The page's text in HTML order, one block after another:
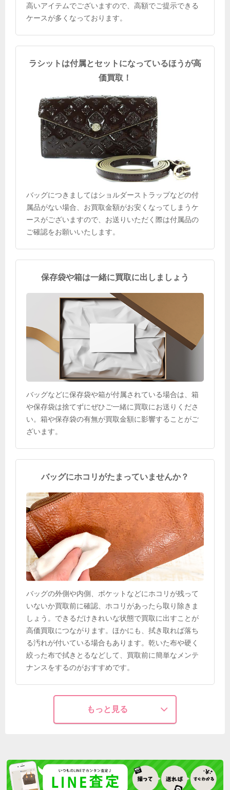
高いアイテムでございますので、高額でご提示できる
ケースが多くなっております。
ラシットは付属とセットになっているほうが高
価買取！
バッグにつきましてはショルダーストラップなどの付
属品がない場合、お買取金額がお安くなってしまうケ
ースがございますので、お送りいただく際は付属品の
ご確認をお願いいたします。
保存袋や箱は一緒に買取に出しましょう
バッグなどに保存袋や箱が付属されている場合は、箱
や保存袋は捨てずにぜひご一緒に買取にお送りくださ
い。箱や保存袋の有無が買取金額に影響することがご
ざいます。
バッグにホコリがたまっていませんか？
バッグの外側や内側、ポケットなどにホコリが残って
いないか買取前に確認、ホコリがあったら取り除きま
しょう。できるだけきれいな状態で買取に出すことが
高価買取につながります。ほかにも、拭き取れば落ち
る汚れが付いている場合もあります。乾いた布や硬く
絞った布で拭きとるなどして、買取前に簡単なメンテ
ナンスをするのがおすすめです。
もっと見る